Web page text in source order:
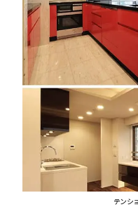
テンシ